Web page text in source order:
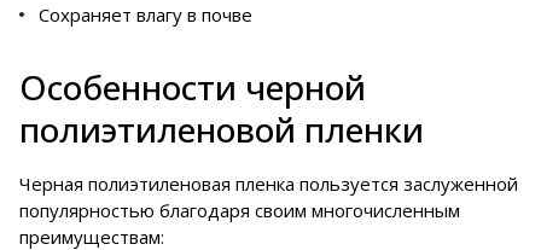
Сохраняет влагу в почве
Особенности черной
полиэтиленовой пленки
Черная полиэтиленовая пленка пользуется заслуженной
популярностью благодаря своим многочисленным
преимуществам: